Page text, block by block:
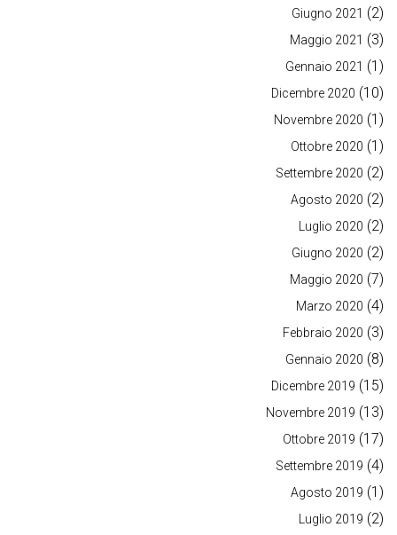
Giugno 2021 (2)
Maggio 2021 (3)
Gennaio 2021 (1)
Dicembre 2020 (10)
Novembre 2020 (1)
Ottobre 2020 (1)
Settembre 2020 (2)
Agosto 2020 (2)
Luglio 2020 (2)
Giugno 2020 (2)
Maggio 2020 (7)
Marzo 2020 (4)
Febbraio 2020 (3)
Gennaio 2020 (8)
Dicembre 2019 (15)
Novembre 2019 (13)
Ottobre 2019 (17)
Settembre 2019 (4)
Agosto 2019 (1)
Luglio 2019 (2)